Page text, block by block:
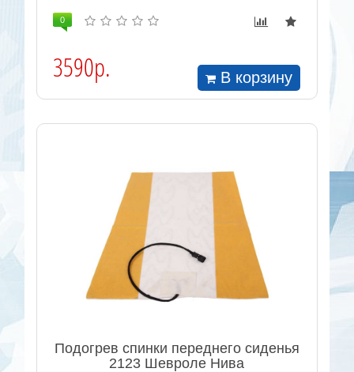
0
3590р. В корзину
Подогрев спинки переднего сиденья
2123 Шевроле Нива